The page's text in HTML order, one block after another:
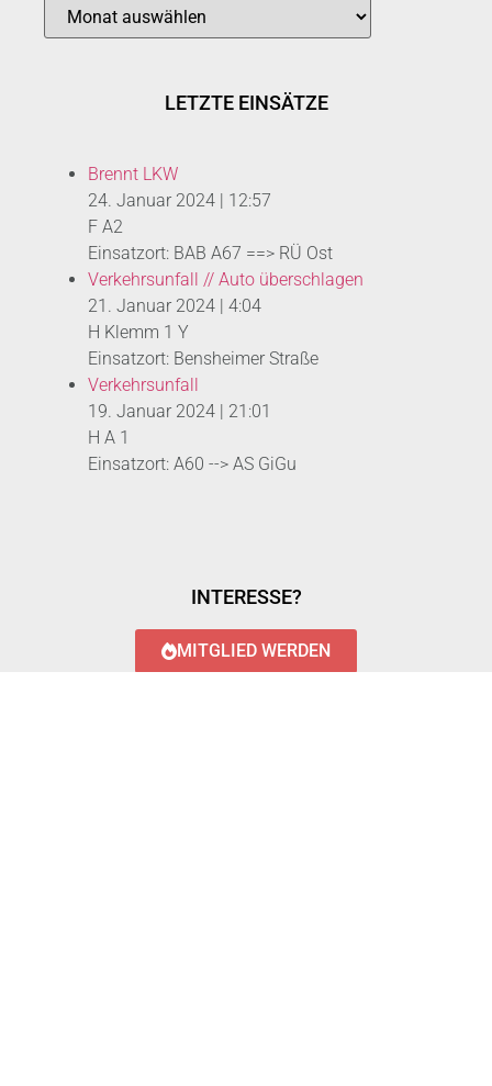
LETZTE EINSÄTZE
Brennt LKW
24. Januar 2024
12:57
F A2
Einsatzort: BAB A67 ==> RÜ Ost
Verkehrsunfall // Auto überschlagen
21. Januar 2024
4:04
H Klemm 1 Y
Einsatzort: Bensheimer Straße
Verkehrsunfall
19. Januar 2024
21:01
H A 1
Einsatzort: A60 --> AS GiGu
INTERESSE?
MITGLIED WERDEN